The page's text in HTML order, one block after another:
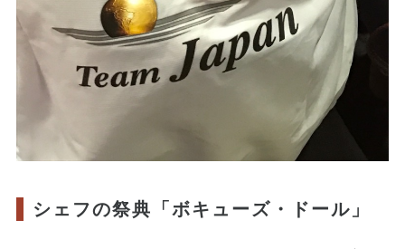
シェフの祭典「ボキューズ・ドール」